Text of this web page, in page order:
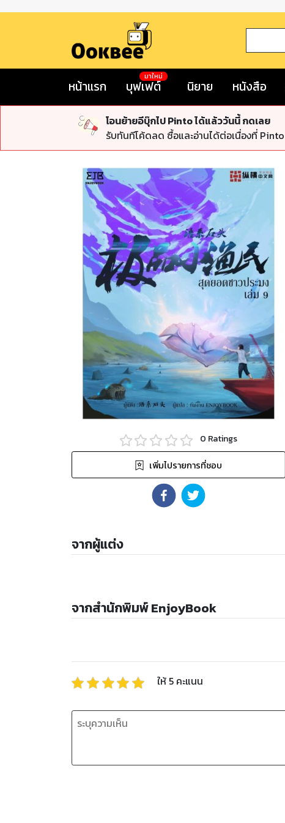
หน้าแรก บุฟเฟต์
มาใหม่
นิยาย หนังสือ
โอนย้ายอีบุ๊กไป Pinto ได้แล้ววันนี้ กดเลย
รับทันทีโค้ดลด ซื้อและอ่านได้ต่อเนื่องที่ Pinto
0 Ratings
เพิ่มไปรายการที่ชอบ
จากผู้แต่ง
จากสำนักพิมพ์ EnjoyBook
ให้ 5 คะแนน